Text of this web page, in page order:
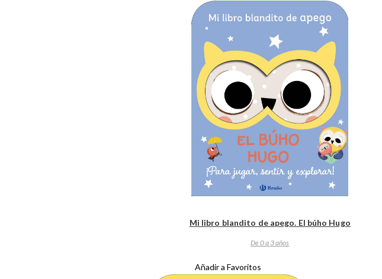
Mi libro blandito de apego. El búho Hugo
De 0 a 3 años
Añadir a Favoritos